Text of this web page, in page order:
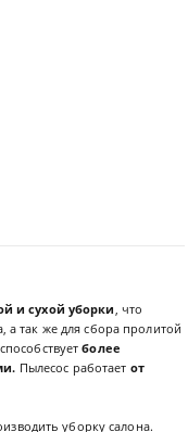
и сухой уборки, что
а так же для сбора пролитой
более
Пылесос работает от
уборку салона.